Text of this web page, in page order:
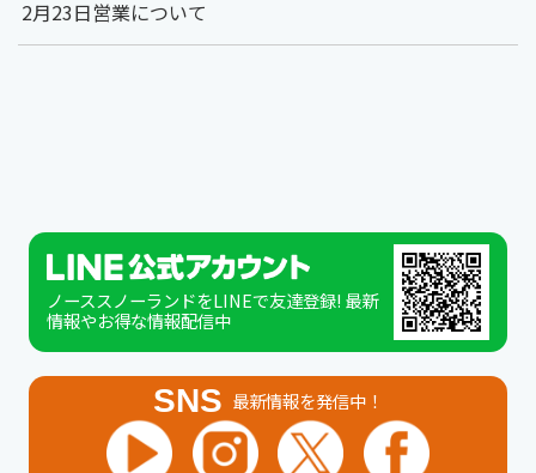
2月23日営業について
ノーススノーランドをLINEで友達登録! 最新
情報やお得な情報配信中
SNS 最新情報を発信中！